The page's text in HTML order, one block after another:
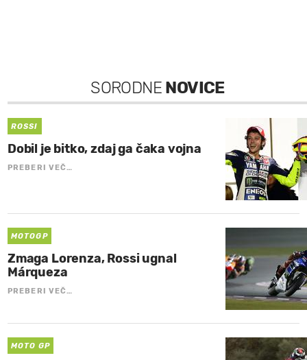
SORODNE NOVICE
ROSSI
Dobil je bitko, zdaj ga čaka vojna
PREBERI VEČ…
MOTOGP
Zmaga Lorenza, Rossi ugnal
Márqueza
PREBERI VEČ…
MOTO GP